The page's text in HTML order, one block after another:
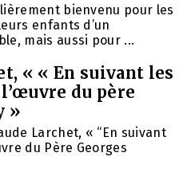
bienvenu pour les
enfants d’un
mais aussi pour ...
« « En suivant les
du père
»
Larchet, « “En suivant
du Père Georges